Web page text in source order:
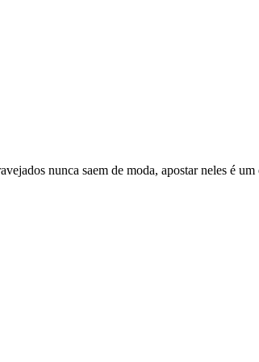
nunca saem de moda, apostar neles é